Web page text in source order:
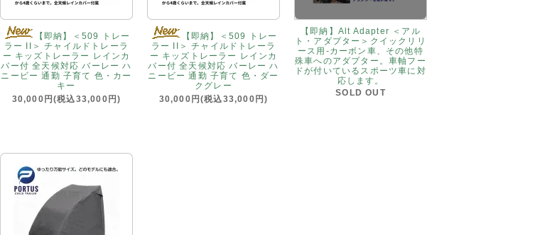
【即納】＜509 トレー
ラー II＞ チャイルドトレーラ
ー キッズトレーラー レインカ
バー付 全天候対応 バーレー ハ
ニービー 通勤 子育て 色・カー
キー
30,000円(税込33,000円)
【即納】＜509 トレー
ラー II＞ チャイルドトレーラ
ー キッズトレーラー レインカ
バー付 全天候対応 バーレー ハ
ニービー 通勤 子育て 色・ダー
クグレー
30,000円(税込33,000円)
【即納】Alt Adapter ＜アル
ト・アダプター＞クイックリリ
ース用-カーボン車、その他特
殊車へのアダプター。車軸フー
ドが付いているスポーツ車に対
応します。
SOLD OUT